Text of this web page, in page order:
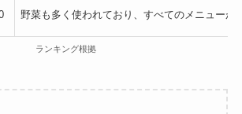
野菜も多く使われており、すべてのメニュー
ランキング根拠